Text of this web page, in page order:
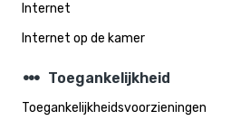
Internet
Internet op de kamer
steppers Toegankelijkheid
Toegankelijkheidsvoorzieningen